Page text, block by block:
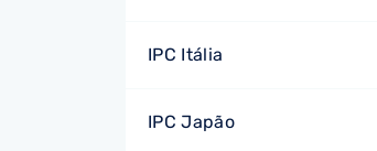
IPC Itália
IPC Japão